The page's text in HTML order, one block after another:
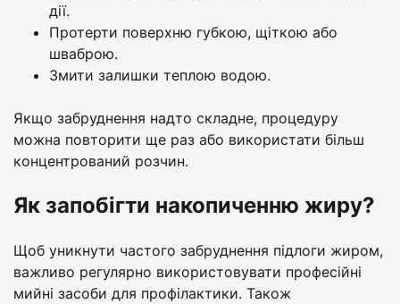
дії.
Протерти поверхню губкою, щіткою або
шваброю.
Змити залишки теплою водою.
Якщо забруднення надто складне, процедуру
можна повторити ще раз або використати більш
концентрований розчин.
Як запобігти накопиченню жиру?
Щоб уникнути частого забруднення підлоги жиром,
важливо регулярно використовувати професійні
мийні засоби для профілактики. Також